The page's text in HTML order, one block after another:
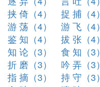
挟 倚（4）
捉 捕（4）
游 荡（4）
游 飞（4）
鉴 知（4）
拔 张（4）
知 论（3）
食 知（3）
折 磨（3）
吟 弄（3）
指 摘（3）
持 守（3）